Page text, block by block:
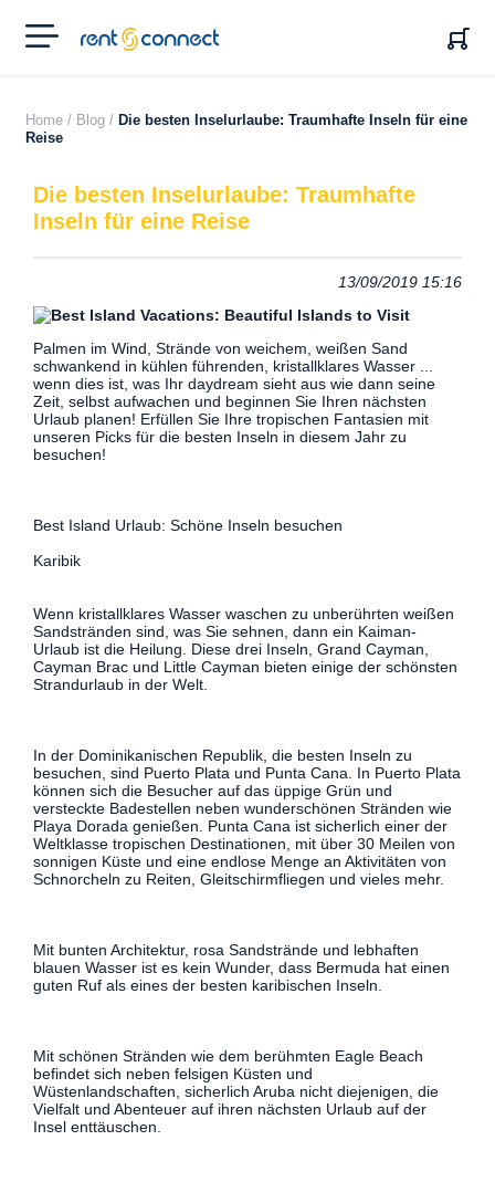
RENT'N
CONNECT
Home / Blog / Die besten Inselurlaube: Traumhafte Inseln für eine
Reise
Die besten Inselurlaube: Traumhafte
Inseln für eine Reise
13/09/2019 15:16
Palmen im Wind, Strände von weichem, weißen Sand
schwankend in kühlen führenden, kristallklares Wasser ...
wenn dies ist, was Ihr daydream sieht aus wie dann seine
Zeit, selbst aufwachen und beginnen Sie Ihren nächsten
Urlaub planen! Erfüllen Sie Ihre tropischen Fantasien mit
unseren Picks für die besten Inseln in diesem Jahr zu
besuchen!
Best Island Urlaub: Schöne Inseln besuchen
Karibik
Wenn kristallklares Wasser waschen zu unberührten weißen
Sandstränden sind, was Sie sehnen, dann ein Kaiman-
Urlaub ist die Heilung. Diese drei Inseln, Grand Cayman,
Cayman Brac und Little Cayman bieten einige der schönsten
Strandurlaub in der Welt.
In der Dominikanischen Republik, die besten Inseln zu
besuchen, sind Puerto Plata und Punta Cana. In Puerto Plata
können sich die Besucher auf das üppige Grün und
versteckte Badestellen neben wunderschönen Stränden wie
Playa Dorada genießen. Punta Cana ist sicherlich einer der
Weltklasse tropischen Destinationen, mit über 30 Meilen von
sonnigen Küste und eine endlose Menge an Aktivitäten von
Schnorcheln zu Reiten, Gleitschirmfliegen und vieles mehr.
Mit bunten Architektur, rosa Sandstrände und lebhaften
blauen Wasser ist es kein Wunder, dass Bermuda hat einen
guten Ruf als eines der besten karibischen Inseln.
Mit schönen Stränden wie dem berühmten Eagle Beach
befindet sich neben felsigen Küsten und
Wüstenlandschaften, sicherlich Aruba nicht diejenigen, die
Vielfalt und Abenteuer auf ihren nächsten Urlaub auf der
Insel enttäuschen.